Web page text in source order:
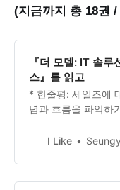
(지금까지 총 18권 /
『더 모델: IT 솔루
스』를 읽고
* 한줄평: 세일즈에
념과 흐름을 파악하
않다. * 추천도: 3.5/
보고 싶어졌다. 갑자
맘에 쏙들었던 자기
I Like